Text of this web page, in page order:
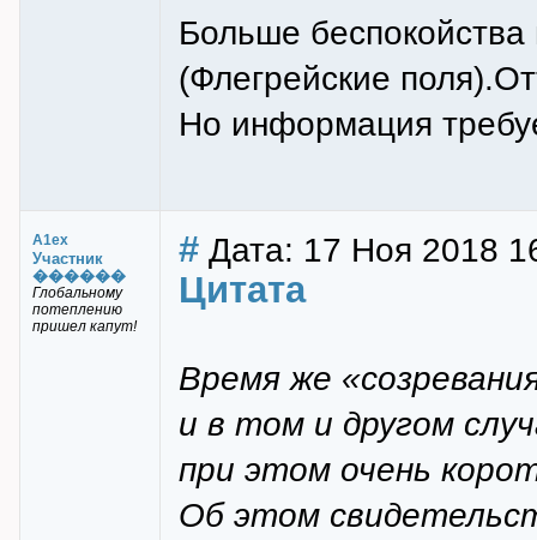
Больше
(Флегрейские
Но информация
A1ex
Участник
������
Глобальному
потеплению
пришел капут!
# Дата: 17 Ноя 2018
Цитата
Время же
и в том и другом
при этом очень
Об этом